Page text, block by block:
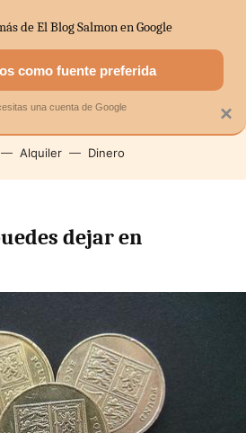
DOMÉSTICA MERCADOS
Alquiler Dinero
dejar en
×
de El Blog Salmon en Google
como fuente preferida
una cuenta de Google